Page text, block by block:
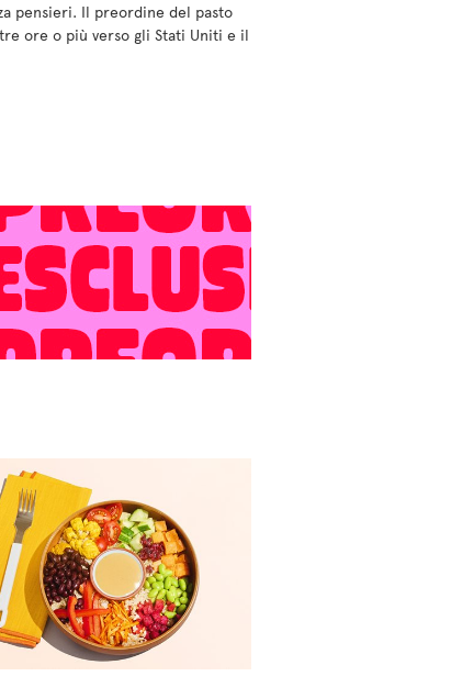
pensieri. Il preordine del pasto
ore o più verso gli Stati Uniti e il